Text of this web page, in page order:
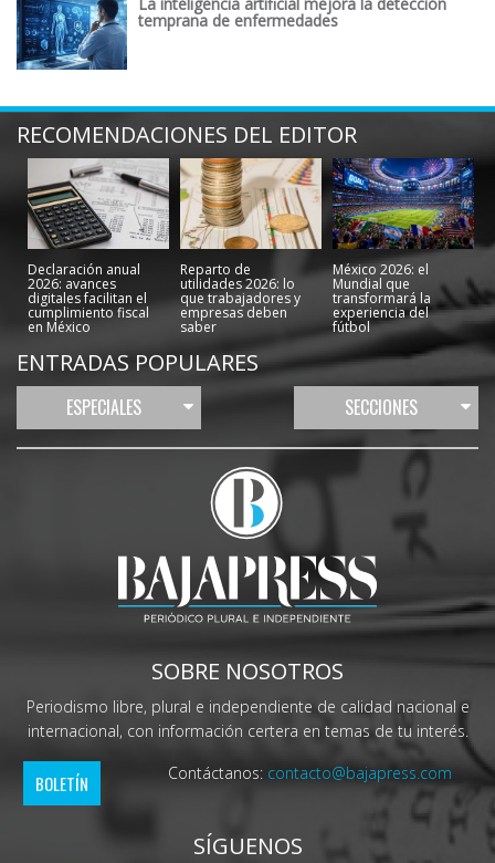
La inteligencia artificial mejora la detección
temprana de enfermedades
RECOMENDACIONES DEL EDITOR
Declaración anual
2026: avances
digitales facilitan el
cumplimiento fiscal
en México
Reparto de
utilidades 2026: lo
que trabajadores y
empresas deben
saber
México 2026: el
Mundial que
transformará la
experiencia del
fútbol
ENTRADAS POPULARES
ESPECIALES SECCIONES
SOBRE NOSOTROS
Periodismo libre, plural e independiente de calidad nacional e
internacional, con información certera en temas de tu interés.
BOLETÍN Contáctanos: contacto@bajapress.com
SÍGUENOS